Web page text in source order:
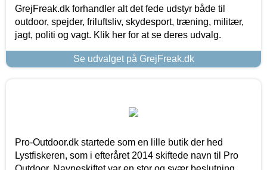
GrejFreak.dk forhandler alt det fede udstyr både til
outdoor, spejder, friluftsliv, skydesport, træning, militær,
jagt, politi og vagt. Klik her for at se deres udvalg.
Se udvalget på GrejFreak.dk
Pro-Outdoor.dk startede som en lille butik der hed
Lystfiskeren, som i efteråret 2014 skiftede navn til Pro